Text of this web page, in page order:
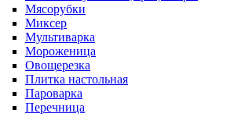
Мясорубки
Миксер
Мультиварка
Мороженица
Овощерезка
Плитка настольная
Пароварка
Перечница